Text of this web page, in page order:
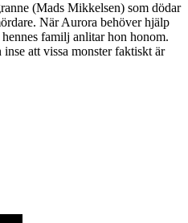
(Mads Mikkelsen) som dödar
När Aurora behöver hjälp
familj anlitar hon honom.
att vissa monster faktiskt är